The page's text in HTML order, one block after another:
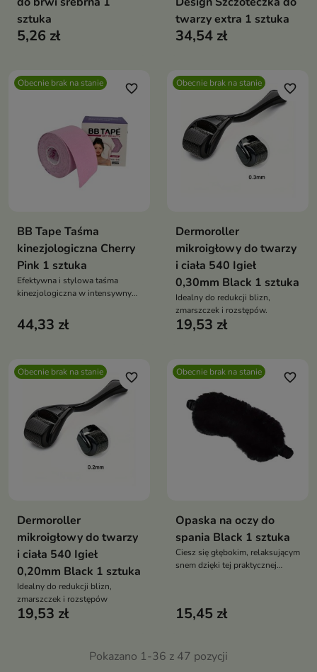
sztuka
5,26 zł
twarzy extra 1 sztuka
34,54 zł
Obecnie brak na stanie favorite_border
BB Tape Taśma
kinezjologiczna Cherry
Pink 1 sztuka
Efektywna i stylowa taśma
kinezjologiczna w intensywnym
mięśni i stawów w każdej
sytuacji
44,33 zł
Obecnie brak na stanie favorite_border
Dermoroller
mikroigłowy do twarzy
i ciała 540 Igieł
0,30mm Black 1 sztuka
Idealny do redukcji blizn,
zmarszczek i rozstępów.
19,53 zł
Obecnie brak na stanie favorite_border
Dermoroller
mikroigłowy do twarzy
i ciała 540 Igieł
0,20mm Black 1 sztuka
Idealny do redukcji blizn,
zmarszczek i rozstępów
19,53 zł
Obecnie brak na stanie favorite_border
Opaska na oczy do
spania Black 1 sztuka
Ciesz się głębokim, relaksującym
snem dzięki tej praktycznej
15,45 zł
Pokazano 1-36 z 47 pozycji